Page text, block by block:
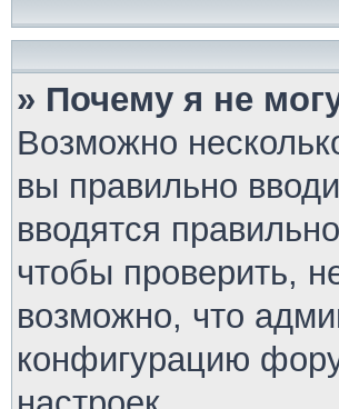
» Почему я не
Возможно
вы правильно
вводятся
чтобы проверить,
возможно, что
конфигурацию